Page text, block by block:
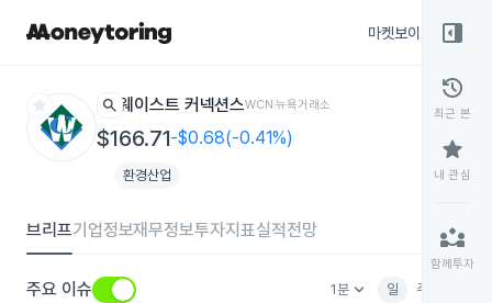
마켓보이스
star search 웨이스트 커넥션스WCN뉴욕거래소
$166.71-$0.68(-0.41%)
환경산업
브리프기업정보재무정보투자지표실적전망
주요 이슈 1분keyboard_arrow_down 일 주
right_panel_open
history
최근 본
star
내 관심
partner_exchange
함께투자